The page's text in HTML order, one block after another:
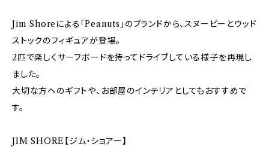
Jim Shoreによる「Peanuts」のブランドから、スヌーピーとウッド
ストックのフィギュアが登場。
2匹で楽しくサーフボードを持ってドライブしている様子を再現し
ました。
大切な方へのギフトや、お部屋のインテリアとしてもおすすめで
す。
JIM SHORE【ジム・ショアー】